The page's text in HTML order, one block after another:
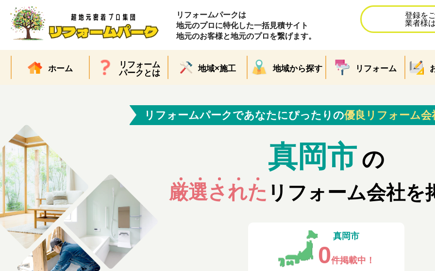
リフォームパークは
地元のプロに特化した一括見積サイト
地元のお客様と地元のプロを繋げます。
登録を
業者様
ホーム
リフォーム
パークとは
地域×施工 地域から探す リフォーム
リフォームパークであなたにぴったりの優良リフォーム会
真岡市 の
厳選された リフォーム会社を
真岡市
0件掲載中！